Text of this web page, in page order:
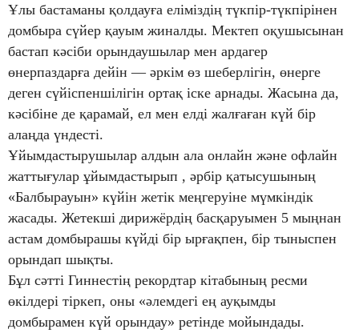
Ұлы бастаманы қолдауға еліміздің түкпір-түкпірінен
домбыра сүйер қауым жиналды. Мектеп оқушысынан
бастап кәсіби орындаушылар мен ардагер
өнерпаздарға дейін — әркім өз шеберлігін, өнерге
деген сүйіспеншілігін ортақ іске арнады. Жасына да,
кәсібіне де қарамай, ел мен елді жалғаған күй бір
алаңда үндесті.
Ұйымдастырушылар алдын ала онлайн және офлайн
жаттығулар ұйымдастырып , әрбір қатысушының
«Балбырауын» күйін жетік меңгеруіне мүмкіндік
жасады. Жетекші дирижёрдің басқаруымен 5 мыңнан
астам домбырашы күйді бір ырғақпен, бір тыныспен
орындап шықты.
Бұл сәтті Гиннестің рекордтар кітабының ресми
өкілдері тіркеп, оны «әлемдегі ең ауқымды
домбырамен күй орындау» ретінде мойындады.